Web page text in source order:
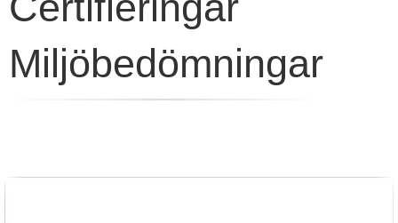
Miljöbedömningar